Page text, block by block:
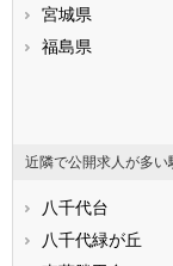
宮城県
福島県
石川県
静岡県
滋賀県
近隣で公開求人が多い
八千代台
八千代緑が丘